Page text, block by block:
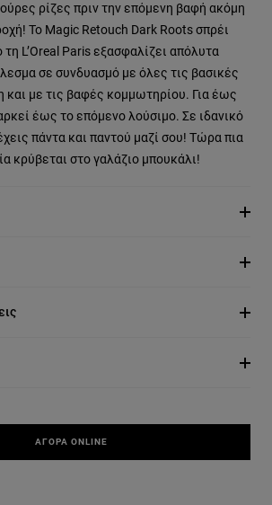
ρίζες πριν την επόμενη βαφή ακόμη
Το Magic Retouch Dark Roots σπρέι
L’Oreal Paris εξασφαλίζει απόλυτα
σε συνδυασμό με όλες τις βασικές
και με τις βαφές κομμωτηρίου. Για έως
έως το επόμενο λούσιμο. Σε ιδανικό
πάντα και παντού μαζί σου! Τώρα πια
κρύβεται στο γαλάζιο μπουκάλι!
ΑΓΟΡΆ ONLINE